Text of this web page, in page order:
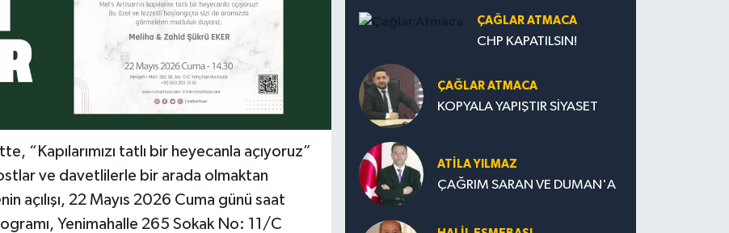
“Kapılarımızı tatlı bir heyecanla açıyoruz”
ve davetlilerle bir arada olmaktan
açılışı, 22 Mayıs 2026 Cuma günü saat
Yenimahalle 265 Sokak No: 11/C
ÇAĞLAR ATMACA
CHP KAPATILSIN!
ÇAĞLAR ATMACA
KOPYALA YAPIŞTIR SİYASET
ATILA YILMAZ
ÇAĞRIM SARAN VE DUMAN'A